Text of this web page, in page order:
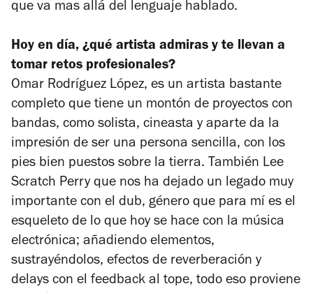
que va mas allá del lenguaje hablado.
Hoy en día, ¿qué artista admiras y te llevan a
tomar retos profesionales?
Omar Rodríguez López, es un artista bastante
completo que tiene un montón de proyectos con
bandas, como solista, cineasta y aparte da la
impresión de ser una persona sencilla, con los
pies bien puestos sobre la tierra. También Lee
Scratch Perry que nos ha dejado un legado muy
importante con el dub, género que para mí es el
esqueleto de lo que hoy se hace con la música
electrónica; añadiendo elementos,
sustrayéndolos, efectos de reverberación y
delays con el feedback al tope, todo eso proviene